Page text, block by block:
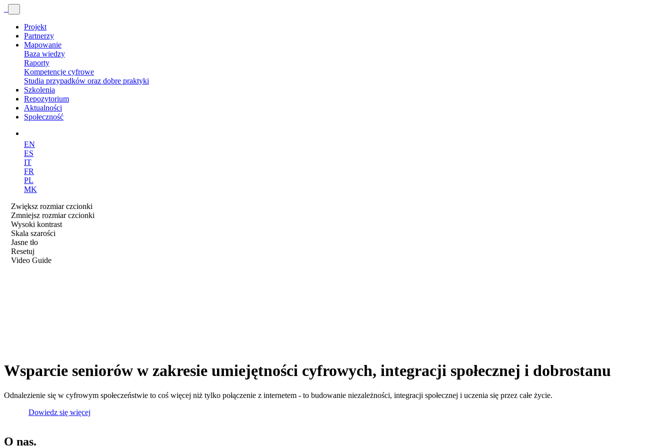
Projekt
Partnerzy
Mapowanie
Baza wiedzy
Raporty
Kompetencje cyfrowe
Studia przypadków oraz dobre praktyki
Szkolenia
Repozytorium
Aktualności
Społeczność
EN
ES
IT
FR
PL
MK
Zwiększ rozmiar czcionki
Zmniejsz rozmiar czcionki
Wysoki kontrast
Skala szarości
Jasne tło
Resetuj
Video Guide
Wsparcie seniorów w zakresie umiejętności cyfrowych, integracji społecznej i dobrostanu
Odnalezienie się w cyfrowym społeczeństwie to coś więcej niż tylko połączenie z internetem - to budowanie niezależności, integracji społecznej i uczenia się przez całe życie.
Dowiedz się więcej
O nas.